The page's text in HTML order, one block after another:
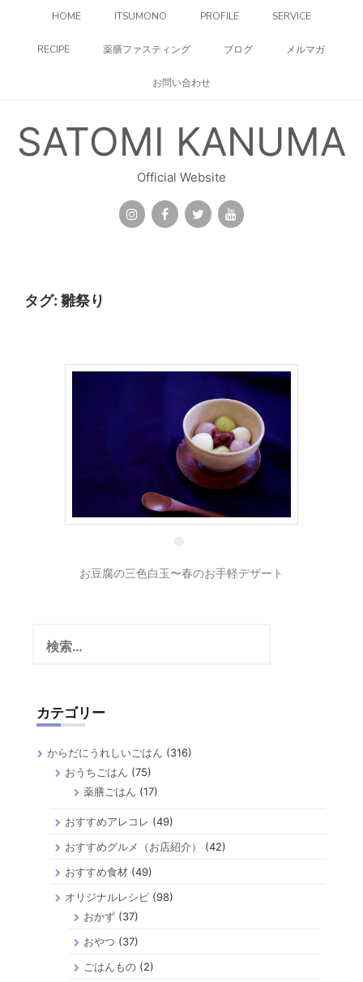
HOME ITSUMONO PROFILE SERVICE
RECIPE 薬膳ファスティング ブログ メルマガ
お問い合わせ
SATOMI KANUMA
Official Website
タグ: 雛祭り
1 3月
お豆腐の三色白玉〜春のお手軽デザート
カテゴリー
からだにうれしいごはん (316)
おうちごはん (75)
薬膳ごはん (17)
おすすめアレコレ (49)
おすすめグルメ（お店紹介）
(42)
おすすめ食材 (49)
オリジナルレシピ (98)
おかず(37)
おやつ (37)
ごはんもの(2)